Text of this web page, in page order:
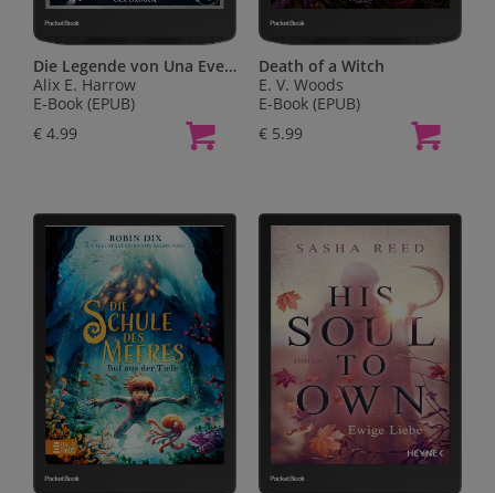
Die Legende von Una Everlasting
Alix E. Harrow
E-Book (EPUB)
€ 4.99
Death of a Witch
E. V. Woods
E-Book (EPUB)
€ 5.99